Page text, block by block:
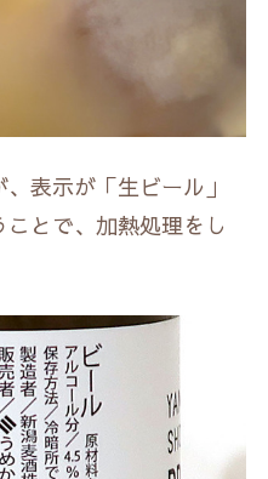
表示が「生ビール」
とで、加熱処理をし